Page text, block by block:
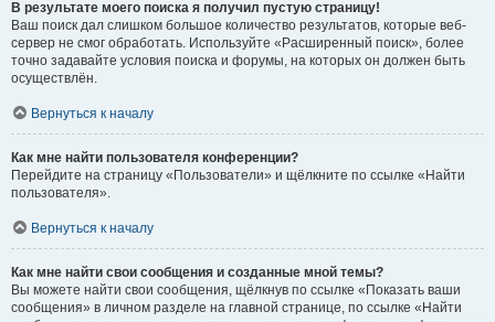
В результате моего поиска я получил пустую страницу!
Ваш поиск дал слишком большое количество результатов, которые веб-
сервер не смог обработать. Используйте «Расширенный поиск», более
точно задавайте условия поиска и форумы, на которых он должен быть
осуществлён.
Вернуться к началу
Как мне найти пользователя конференции?
Перейдите на страницу «Пользователи» и щёлкните по ссылке «Найти
пользователя».
Вернуться к началу
Как мне найти свои сообщения и созданные мной темы?
Вы можете найти свои сообщения, щёлкнув по ссылке «Показать ваши
сообщения» в личном разделе на главной странице, по ссылке «Найти